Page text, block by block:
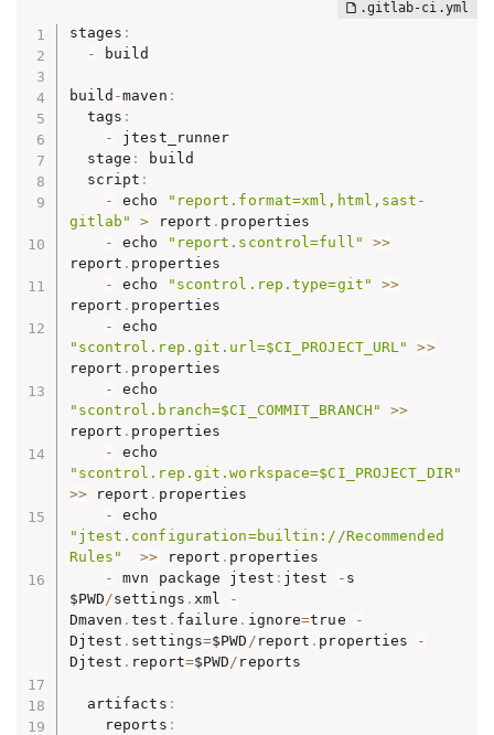
stages :
-
build
build -maven :
  tags
:
-
jtest_runner
  stage
:
build
  script
:
-
echo
"report.format=xml,html,sast-
gitlab"
> report . properties
-
echo "report.scontrol=full"
>>
report . properties
-
echo "scontrol.rep.type=git"
>>
report . properties
-
"scontrol.rep.git.url=$CI_PROJECT_URL"
>>
report . properties
-
"scontrol.branch=$CI_COMMIT_BRANCH"
>>
report . properties
-
"scontrol.rep.git.workspace=$CI_PROJECT_DIR"
>> report . properties
-
"jtest.configuration=builtin://Recommended
Rules"
>> report . properties
-
mvn package jtest : jtest - s
$PWD /settings . xml
-
Dmaven .test . failure . ignore=true
-
Djtest . settings=$PWD / report . properties
-
Djtest . report=$PWD / reports
  artifacts
:
    reports
: